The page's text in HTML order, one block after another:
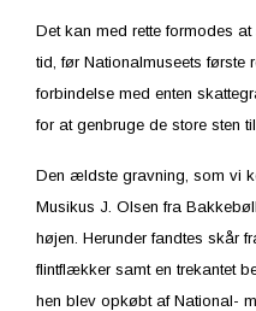
Det kan med rette formodes
tid, før Nationalmuseets første
forbindelse med enten
for at genbruge de store sten
Den ældste gravning, som vi
Musikus J. Olsen fra
højen. Herunder fandtes skår
flintflækker samt en trekantet
hen blev opkøbt af National-